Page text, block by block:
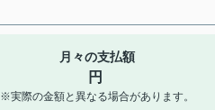
月々の支払額
円
※実際の金額と異なる場合があります。